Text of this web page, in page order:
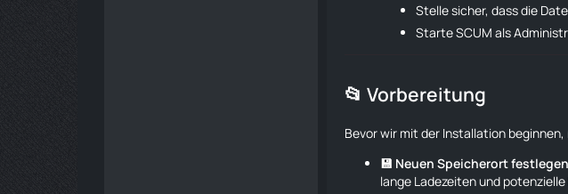
Stelle sicher, dass die
Starte SCUM als
📂 Vorbereitung
Bevor wir mit der Installation
💾 Neuen Speicherort
lange Ladezeiten und